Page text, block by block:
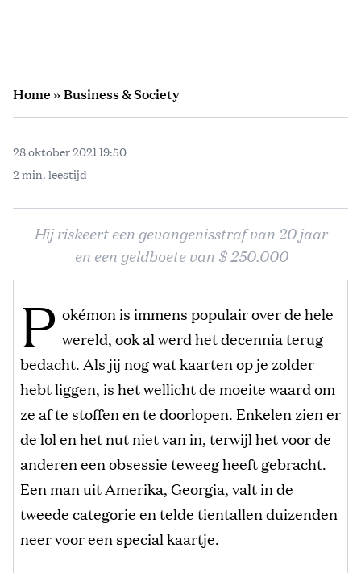
Home»Business & Society
28 oktober 2021 19:50
2 min. leestijd
Hij riskeert een gevangenisstraf van 20 jaar
en een geldboete van $ 250.000
P okémon is immens populair over de hele
wereld, ook al werd het decennia terug
bedacht. Als jij nog wat kaarten op je zolder
hebt liggen, is het wellicht de moeite waard om
ze af te stoffen en te doorlopen. Enkelen zien er
de lol en het nut niet van in, terwijl het voor de
anderen een obsessie teweeg heeft gebracht.
Een man uit Amerika, Georgia, valt in de
tweede categorie en telde tientallen duizenden
neer voor een special kaartje.